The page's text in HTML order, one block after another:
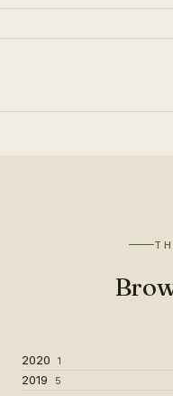
2020 1
2019 5